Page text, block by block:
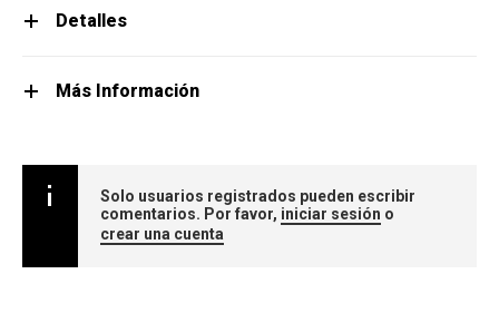
Detalles
Más Información
Solo usuarios registrados pueden escribir
comentarios. Por favor, iniciar sesión o
crear una cuenta